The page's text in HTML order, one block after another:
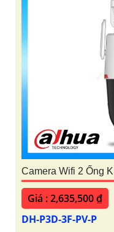
Camera Wifi 2 Ống
Giá : 2,635,500 ₫
DH-P3D-3F-PV-P